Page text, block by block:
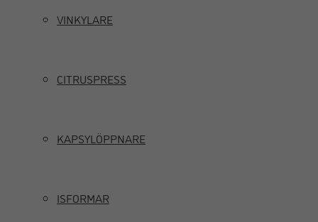
VINKYLARE
CITRUSPRESS
KAPSYLÖPPNARE
ISFORMAR